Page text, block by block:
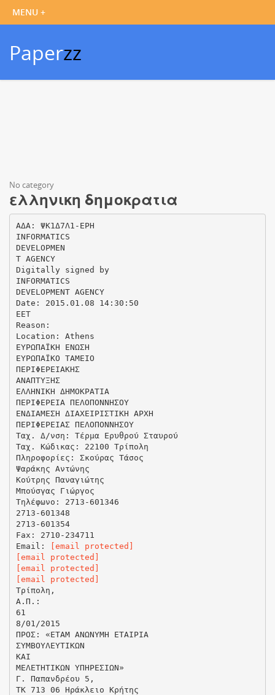
Paperzz
No category
ελληνικη δημοκρατια
ΑΔΑ: ΨΚ1Δ7Λ1-ΕΡΗ
INFORMATICS
DEVELOPMEN
T AGENCY
Digitally signed by
INFORMATICS
DEVELOPMENT AGENCY
Date: 2015.01.08 14:30:50
EET
Reason:
Location: Athens
ΕΥΡΩΠΑΪΚΗ ΕΝΩΣΗ
ΕΥΡΩΠΑΪΚΟ ΤΑΜΕΙΟ
ΠΕΡΙΦΕΡΕΙΑΚΗΣ
ΑΝΑΠΤΥΞΗΣ
ΕΛΛΗΝΙΚΗ ΔΗΜΟΚΡΑΤΙΑ
ΠΕΡΙΦΕΡΕΙΑ ΠΕΛΟΠΟΝΝΗΣΟΥ
ΕΝΔΙΑΜΕΣΗ ΔΙΑΧΕΙΡΙΣΤΙΚΗ ΑΡΧΗ
ΠΕΡΙΦΕΡΕΙΑΣ ΠΕΛΟΠΟΝΝΗΣΟΥ
Ταχ. Δ/νση: Τέρμα Ερυθρού Σταυρού
Ταχ. Κώδικας: 22100 Τρίπολη
Πληροφορίες: Σκούρας Τάσος
Ψαράκης Αντώνης
Κούτρης Παναγιώτης
Μπούσγας Γιώργος
Τηλέφωνο: 2713-601346
2713-601348
2713-601354
Fax: 2710-234711
Email:
[email protected]
[email protected]
[email protected]
[email protected]
Τρίπολη,
Α.Π.:
61
8/01/2015
ΠΡΟΣ: «ΕΤΑΜ ΑΝΩΝΥΜΗ ΕΤΑΙΡΙΑ
ΣΥΜΒΟΥΛΕΥΤΙΚΩΝ
ΚΑΙ
ΜΕΛΕΤΗΤΙΚΩΝ ΥΠΗΡΕΣΙΩΝ»
Γ. Παπανδρέου 5,
ΤΚ 713 06 Ηράκλειο Κρήτης